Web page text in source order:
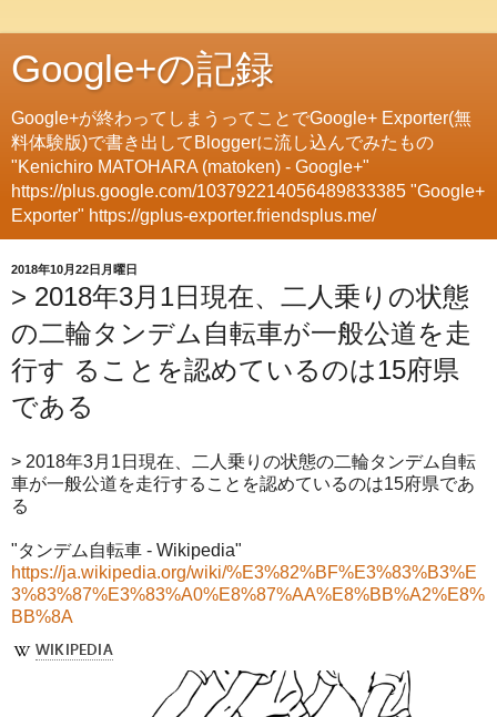
Google+の記録
Google+が終わってしまうってことでGoogle+ Exporter(無
料体験版)で書き出してBloggerに流し込んでみたもの
"Kenichiro MATOHARA (matoken) - Google+"
https://plus.google.com/103792214056489833385 "Google+
Exporter" https://gplus-exporter.friendsplus.me/
2018年10月22日月曜日
> 2018年3月1日現在、二人乗りの状態
の二輪タンデム自転車が一般公道を走
行す ることを認めているのは15府県
である
> 2018年3月1日現在、二人乗りの状態の二輪タンデム自転
車が一般公道を走行することを認めているのは15府県であ
る
"タンデム自転車 - Wikipedia"
https://ja.wikipedia.org/wiki/%E3%82%BF%E3%83%B3%E
3%83%87%E3%83%A0%E8%87%AA%E8%BB%A2%E8%
BB%8A